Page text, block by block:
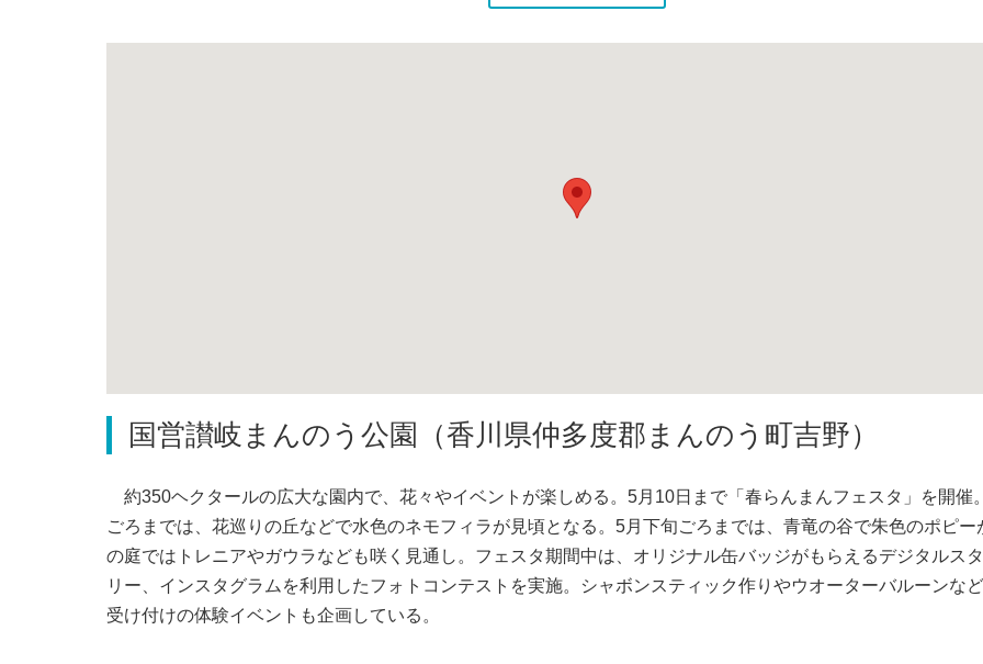
国営讃岐まんのう公園（香川県仲多度郡まんのう町吉野）
約350ヘクタールの広大な園内で、花々やイベントが楽しめる。5月10日まで「春らんまんフェスタ」を開催
ごろまでは、花巡りの丘などで水色のネモフィラが見頃となる。5月下旬ごろまでは、青竜の谷で朱色のポピー
の庭ではトレニアやガウラなども咲く見通し。フェスタ期間中は、オリジナル缶バッジがもらえるデジタルス
リー、インスタグラムを利用したフォトコンテストを実施。シャボンスティック作りやウオーターバルーンな
受け付けの体験イベントも企画している。